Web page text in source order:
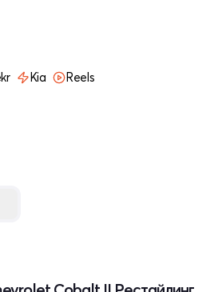
Kia Reels